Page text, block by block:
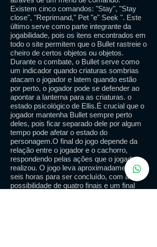
Existem cinco comandos: "Stay", "Stay
close", "Reprimand," Pet "e" Seek ". Este
último serve como parte integrante da
jogabilidade, pois os itens encontrados em
todo o site permitem que o Bullet rastreie o
cheiro de certos objetos ou objetos.
Durante o combate, o Bullet serve como
um indicador quando criaturas sombrias
atacam o jogador e latem quando estão
por perto, o jogador pode se defender ao
apontar a lanterna para as criaturas. o
estado psicológico de Ellis.É crucial que o
jogador mantenha Bullet sempre perto
deles, pois ficar separado dele por algum
tempo pode afetar o estado do
personagem.O final do jogo depende da
relação entre o jogador e o cachorro,
respondendo pelas ações que o jogador
realizou. O jogo leva aproximadamente
seis horas para ser concluído, com a
possibilidade de quatro finais e um final